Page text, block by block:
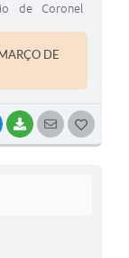
VISUALIZAR
BAIXARSEGUIR
de Coronel
DE